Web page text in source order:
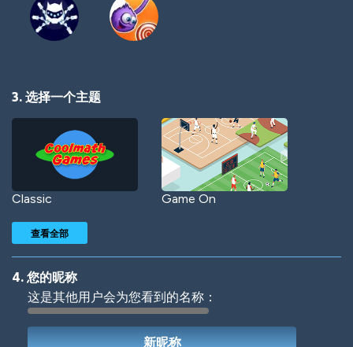
3. 选择一个主题
Classic Game On
Woof Jungle Cats
查看全部
4. 您的昵称
这是其他用户会为您看到的名称：